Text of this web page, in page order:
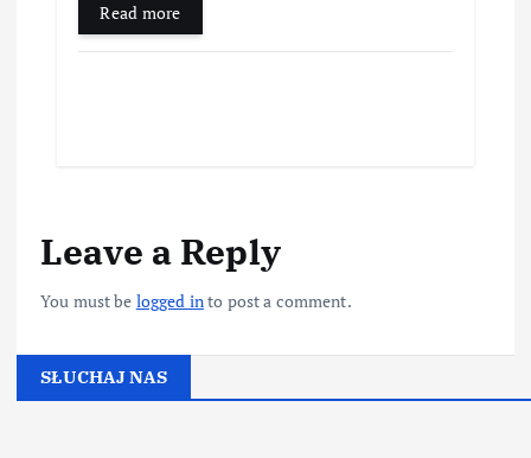
Read more
Leave a Reply
You must be logged into post a comment.
SŁUCHAJ NAS